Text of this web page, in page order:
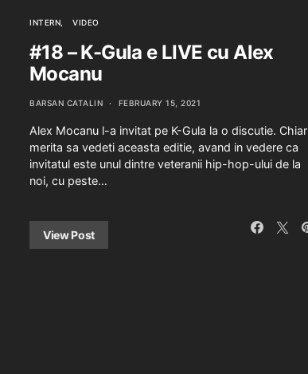
INTERN VIDEO
#18 – K-Gula e LIVE cu Alex
Mocanu
BARSAN CATALIN FEBRUARY 15, 2021
Alex Mocanu l-a invitat pe K-Gula la o discutie. Chiar
merita sa vedeti aceasta editie, avand in vedere ca
invitatul este unul dintre veteranii hip-hop-ului de la
noi, cu peste…
View Post